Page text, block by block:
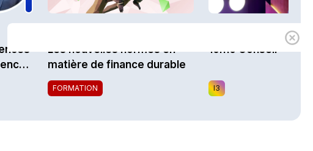
Les nouvelles normes en
matière de finance durable
FORMATION
10h10 Conseil
I3